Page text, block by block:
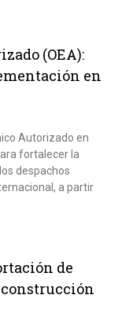
(OEA):
en
Autorizado en
fortalecer la
despachos
a partir
de